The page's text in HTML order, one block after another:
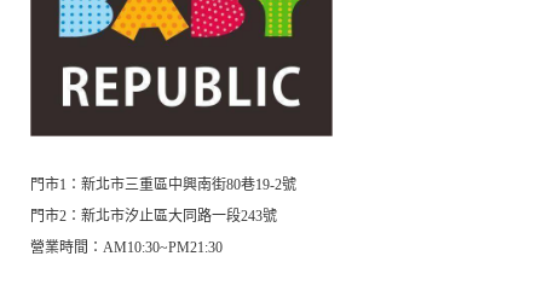
門市1：新北市三重區中興南街80巷19-2號
門市2：新北市汐止區大同路一段243號
營業時間：AM10:30~PM21:30